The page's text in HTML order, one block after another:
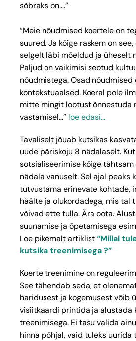
sõbraks on….”
“Meie nõudmised koertele on
suured. Ja kõige raskem on
selgelt läbi mõeldud ja üheselt
Paljud on vaikimisi seotud
nõudmistega. Osad nõudmised
kontekstuaalsed. Koeral pole
mitte mingit lootust õnnestuda
vastamisel…” loe edasi…
Tavaliselt jõuab kutsikas
uude päriskoju 8 nädalaselt.
sotsialiseerimise kõige tähtsam
nädala vanuselt. Sel ajal peaks
tutvustama erinevate kohtade,
häälte ja olukordadega, mis tal
võivad ette tulla. Ära oota.
suunamise ja õpetamisega
Loe pikemalt artiklist“Millal
kutsika treenimisega ?”
Koerte treenimine on
See tähendab seda, et
haridusest ja kogemusest võib
visiitkaardi printida ja alustada
treenimisega. Ei tasu valida
hinna põhjal, vaid tuleks uurida